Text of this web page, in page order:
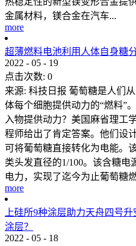
金属材料，镁合金在汽车...
more
超薄燃料电池利用人体自身糖
2022 - 05 - 19
点击次数: 0
来源: 科技日报 葡萄糖是人们
体每个细胞提供动力的“燃料”
入物提供动力？美国麻省理工
程师给出了肯定答案。他们设
可将葡萄糖直接转化为电能。
类头发直径的1/100。该含糖电
电力，实现了迄今为止葡萄糖
more
上硅所9种涂层助力天舟四号
涂层？
2022 - 05 - 18